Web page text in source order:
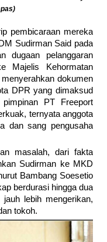
pembicaraan mereka
Sudirman Said pada
dugaan pelanggaran
Majelis Kehormatan
dokumen
DPR yang dimaksud
PT Freeport
ternyata anggota
dan sang pengusaha
masalah, dari fakta
Sudirman ke MKD
Bambang Soesetio
berdurasi hingga dua
lebih mengerikan,
tokoh.